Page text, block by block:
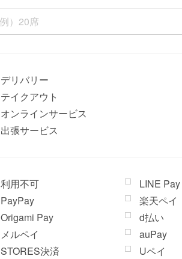
デリバリー
テイクアウト
オンラインサービス
出張サービス
利用不可
LINE Pay
PayPay
楽天ペイ
Origami Pay
d払い
メルペイ
auPay
STORES決済
Uペイ